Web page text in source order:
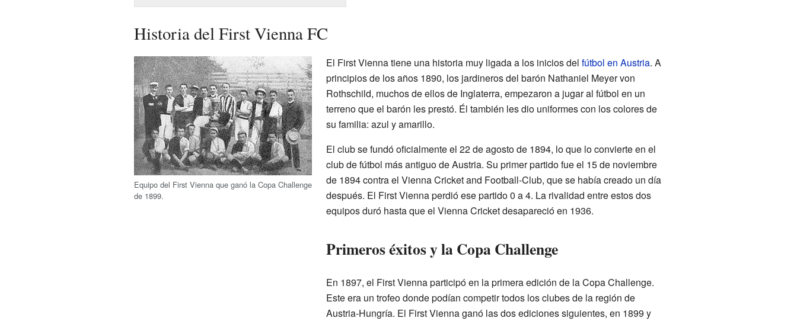
Historia del First Vienna FC
Equipo del First Vienna que ganó la Copa Challenge
de 1899.
El First Vienna tiene una historia muy ligada a los inicios del fútbol en Austria. A
principios de los años 1890, los jardineros del barón Nathaniel Meyer von
Rothschild, muchos de ellos de Inglaterra, empezaron a jugar al fútbol en un
terreno que el barón les prestó. Él también les dio uniformes con los colores de
su familia: azul y amarillo.
El club se fundó oficialmente el 22 de agosto de 1894, lo que lo convierte en el
club de fútbol más antiguo de Austria. Su primer partido fue el 15 de noviembre
de 1894 contra el Vienna Cricket and Football-Club, que se había creado un día
después. El First Vienna perdió ese partido 0 a 4. La rivalidad entre estos dos
equipos duró hasta que el Vienna Cricket desapareció en 1936.
Primeros éxitos y la Copa Challenge
En 1897, el First Vienna participó en la primera edición de la Copa Challenge.
Este era un trofeo donde podían competir todos los clubes de la región de
Austria-Hungría. El First Vienna ganó las dos ediciones siguientes, en 1899 y